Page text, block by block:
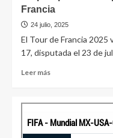
Francia
24 julio, 2025
El Tour de Francia
17, disputada el 23 de
Leer más